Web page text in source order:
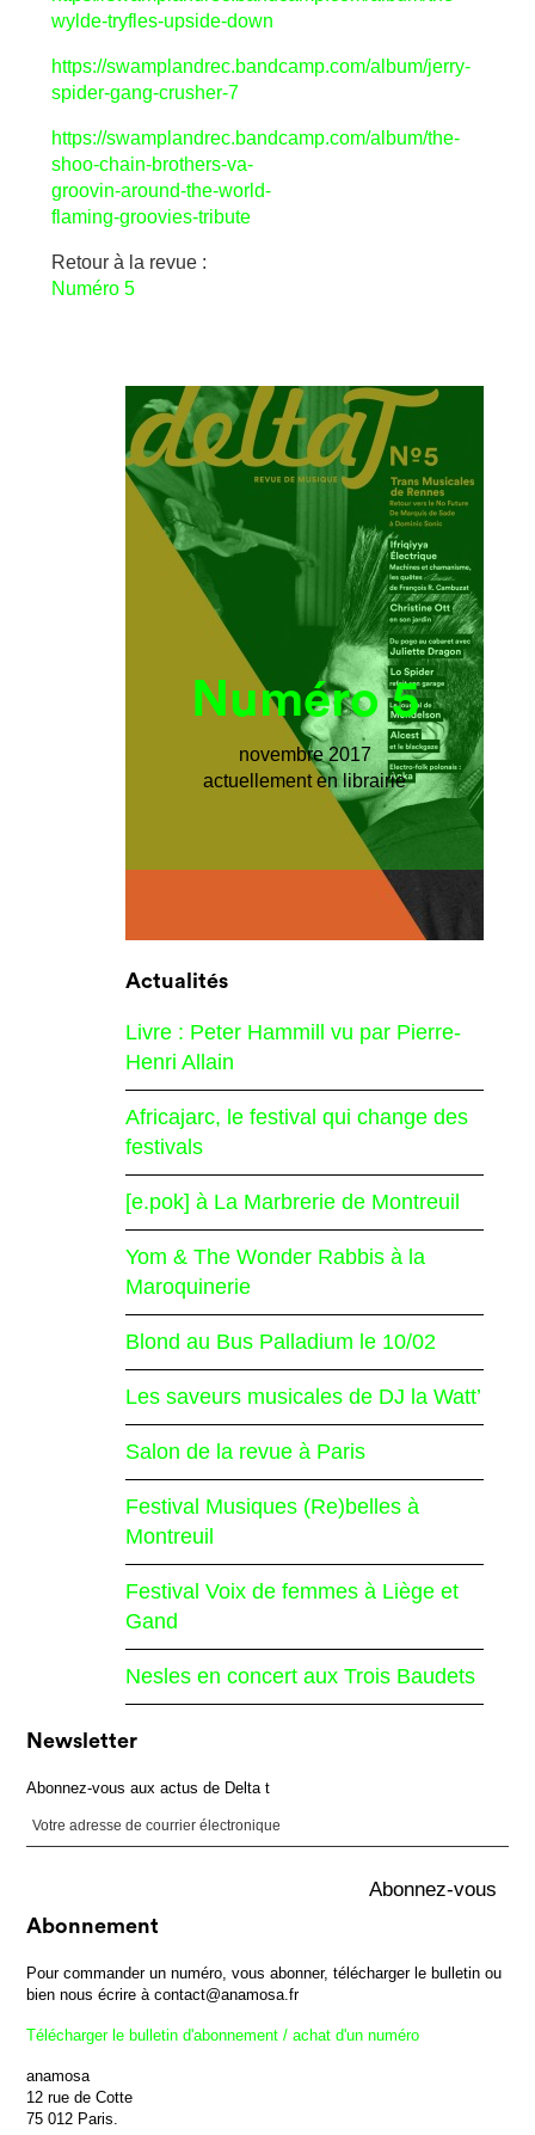
wylde-tryfles-upside-down
https://swamplandrec.bandcamp.com/album/jerry-
spider-gang-crusher-7
https://swamplandrec.bandcamp.com/album/the-
shoo-chain-brothers-va-
groovin-around-the-world-
flaming-groovies-tribute
Retour à la revue :
Numéro 5
Numéro 5
novembre 2017
actuellement en librairie
Actualités
Livre : Peter Hammill vu par Pierre-
Henri Allain
Africajarc, le festival qui change des
festivals
[e.pok] à La Marbrerie de Montreuil
Yom & The Wonder Rabbis à la
Maroquinerie
Blond au Bus Palladium le 10/02
Les saveurs musicales de DJ la Watt’
Salon de la revue à Paris
Festival Musiques (Re)belles à
Montreuil
Festival Voix de femmes à Liège et
Gand
Nesles en concert aux Trois Baudets
Newsletter
Abonnez-vous aux actus de Delta t
Abonnement
Pour commander un numéro, vous abonner, télécharger le bulletin ou
bien nous écrire à contact@anamosa.fr
Télécharger le bulletin d'abonnement / achat d'un numéro
anamosa
12 rue de Cotte
75 012 Paris.